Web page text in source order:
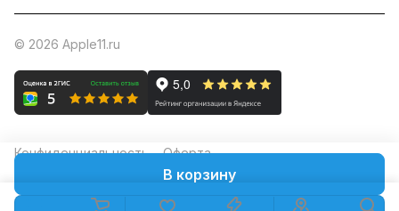
В корзину
© 2026 Apple11.ru
Конфиденциальность Оферта